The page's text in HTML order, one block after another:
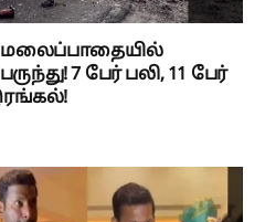
மலைப்பாதையில்
7 பேர் பலி, 11 பேர்